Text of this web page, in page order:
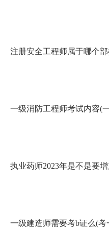
注册安全工程师属于哪个
一级消防工程师考试内容(
执业药师2023年是不是要
一级建造师需要考b证么(